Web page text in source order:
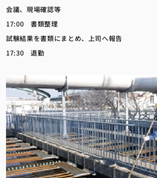
会議、現場確認等
17:00 書類整理
試験結果を書類にまとめ、上司へ報告
17:30 退勤